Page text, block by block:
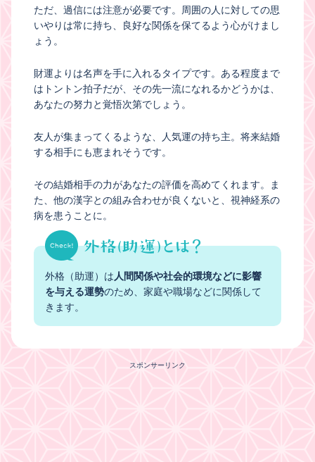
ただ、過信には注意が必要です。周囲の人に対しての思
いやりは常に持ち、良好な関係を保てるよう心がけまし
ょう。
財運よりは名声を手に入れるタイプです。ある程度まで
はトントン拍子だが、その先一流になれるかどうかは、
あなたの努力と覚悟次第でしょう。
友人が集まってくるような、人気運の持ち主。将来結婚
する相手にも恵まれそうです。
その結婚相手の力があなたの評価を高めてくれます。ま
た、他の漢字との組み合わせが良くないと、視神経系の
病を患うことに。
外格（助運）は 人間関係や社会的環境などに影響
を与える運勢のため、家庭や職場などに関係して
きます。
スポンサーリンク